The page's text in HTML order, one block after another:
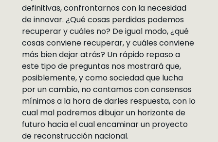
definitivas, confrontarnos con la necesidad
de innovar. ¿Qué cosas perdidas podemos
recuperar y cuáles no? De igual modo, ¿qué
cosas conviene recuperar, y cuáles conviene
más bien dejar atrás? Un rápido repaso a
este tipo de preguntas nos mostrará que,
posiblemente, y como sociedad que lucha
por un cambio, no contamos con consensos
mínimos a la hora de darles respuesta, con lo
cual mal podremos dibujar un horizonte de
futuro hacia el cual encaminar un proyecto
de reconstrucción nacional.